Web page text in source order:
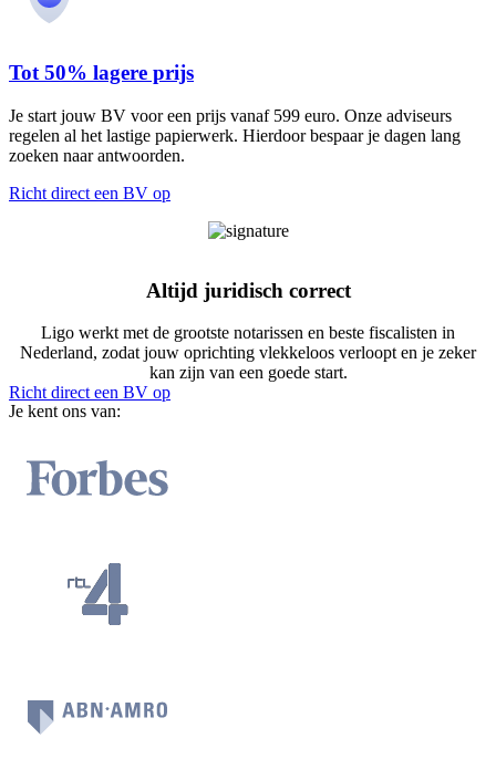
Tot 50% lagere prijs
Je start jouw BV voor een prijs vanaf 599 euro. Onze adviseurs
regelen al het lastige papierwerk. Hierdoor bespaar je dagen lang
zoeken naar antwoorden.
Richt direct een BV op
Altijd juridisch correct
Ligo werkt met de grootste notarissen en beste fiscalisten in
Nederland, zodat jouw oprichting vlekkeloos verloopt en je zeker
kan zijn van een goede start.
Richt direct een BV op
Je kent ons van: